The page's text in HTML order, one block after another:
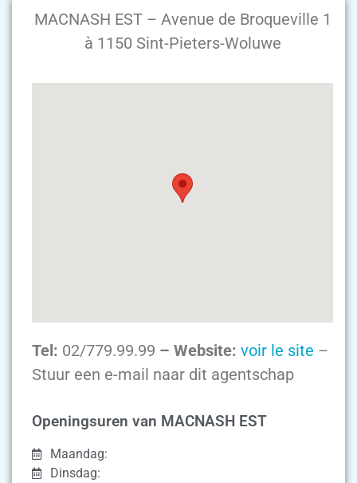
MACNASH EST – Avenue de Broqueville 1
à 1150 Sint-Pieters-Woluwe
Tel: 02/779.99.99 – Website: voir le site –
Stuur een e-mail naar dit agentschap
Openingsuren van MACNASH EST
Maandag:
Dinsdag: